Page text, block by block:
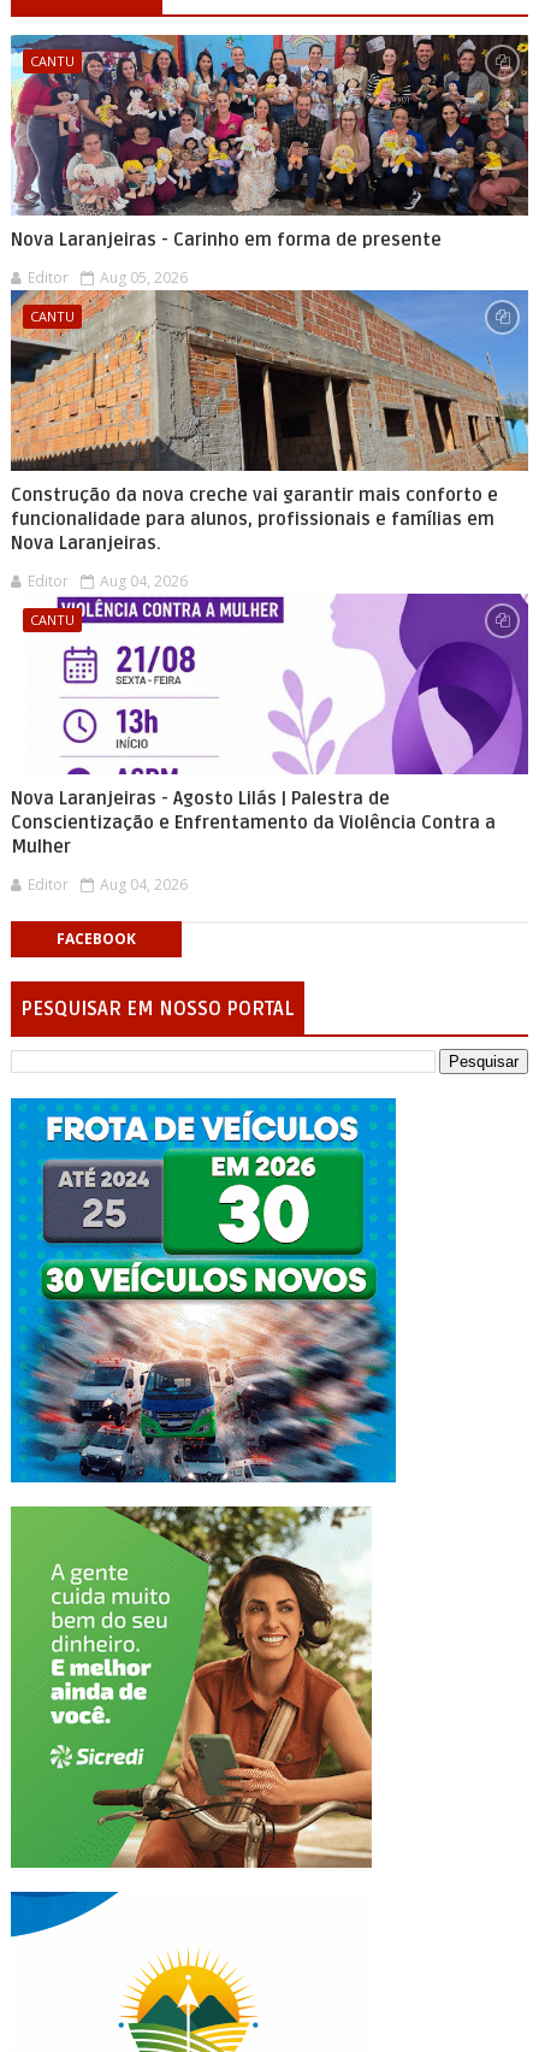
CANTU
Nova Laranjeiras - Carinho em forma de presente
Editor Aug 05, 2026
CANTU
Construção da nova creche vai garantir mais conforto e
funcionalidade para alunos, profissionais e famílias em
Nova Laranjeiras.
Editor Aug 04, 2026
CANTU
Nova Laranjeiras - Agosto Lilás | Palestra de
Conscientização e Enfrentamento da Violência Contra a
Mulher
Editor Aug 04, 2026
FACEBOOK
PESQUISAR EM NOSSO PORTAL